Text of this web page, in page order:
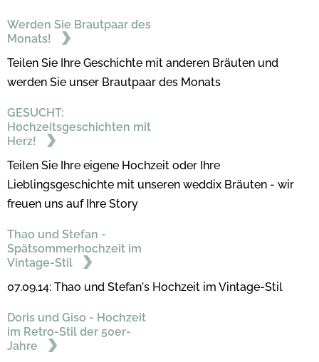
Werden Sie Brautpaar des
Monats!
Teilen Sie Ihre Geschichte mit anderen Bräuten und
werden Sie unser Brautpaar des Monats
GESUCHT:
Hochzeitsgeschichten mit
Herz!
Teilen Sie Ihre eigene Hochzeit oder Ihre
Lieblingsgeschichte mit unseren weddix Bräuten - wir
freuen uns auf Ihre Story
Thao und Stefan -
Spätsommerhochzeit im
Vintage-Stil
07.09.14: Thao und Stefan's Hochzeit im Vintage-Stil
Doris und Giso - Hochzeit
im Retro-Stil der 50er-
Jahre